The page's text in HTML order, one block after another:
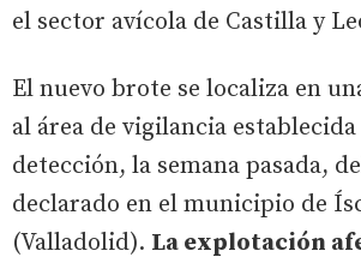
el sector avícola de Castilla y
El nuevo brote se localiza en
al área de vigilancia
detección, la semana pasada,
declarado en el municipio de
(Valladolid). La explotación